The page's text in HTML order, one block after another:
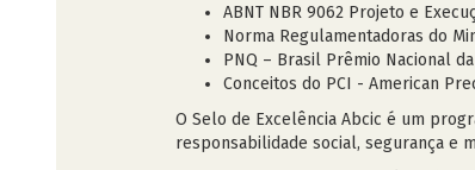
ABNT NBR 9062 Projeto e
Norma Regulamentadoras do
PNQ – Brasil Prêmio Nacional
Conceitos do PCI - American
O Selo de Excelência Abcic é um
responsabilidade social, segurança e